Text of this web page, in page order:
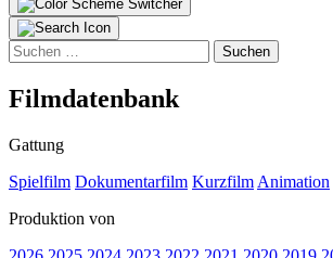
Suchen
nach:
Film­da­ten­bank
Gattung
Spielfilm Dokumentarfilm Kurzfilm Animation
Produktion von